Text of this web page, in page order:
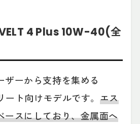
4 Plus 10W-40(全
ザーから支持を集める
ート向けモデルです。 エス
ースにしており、金属面へ